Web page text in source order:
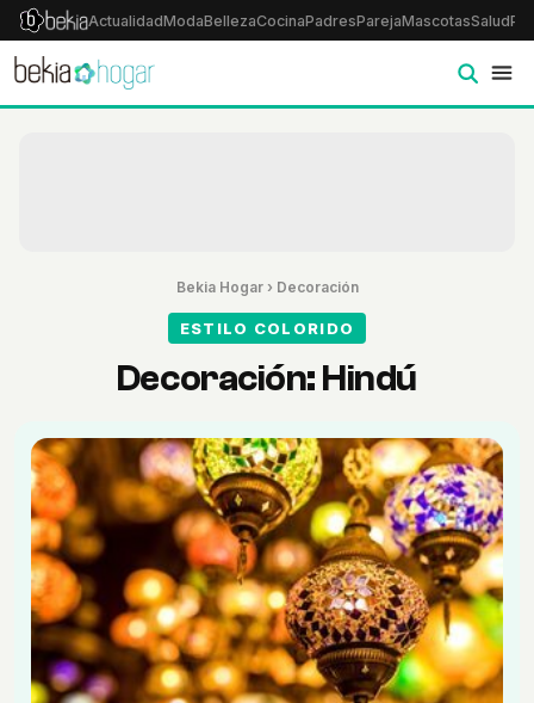
ActualidadModaBellezaCocinaPadresParejaMascotasSalud
Bekia Hogar› Decoración
ESTILO COLORIDO
Decoración: Hindú